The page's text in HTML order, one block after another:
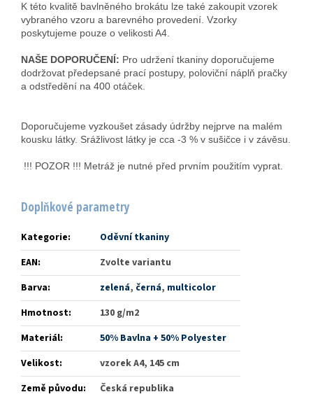
K této kvalitě bavlněného brokátu lze také zakoupit vzorek
vybraného vzoru a barevného provedení. Vzorky
poskytujeme pouze o velikosti A4.
NAŠE DOPORUČENÍ: Pro udržení tkaniny doporučujeme
dodržovat předepsané prací postupy, poloviční náplň pračky
a odstředění na 400 otáček.
Doporučujeme vyzkoušet zásady údržby nejprve na malém
kousku látky. Srážlivost látky je cca -3 % v sušičce i v závěsu.
!!! POZOR !!! Metráž je nutné před prvním použitím vyprat.
Doplňkové parametry
Kategorie:
Oděvní tkaniny
EAN:
Zvolte variantu
Barva: zelená, černá, multicolor
Hmotnost:
130 g/m2
Materiál:
50% Bavlna + 50% Polyester
Velikost:
vzorek A4, 145 cm
Země původu: Česká republika